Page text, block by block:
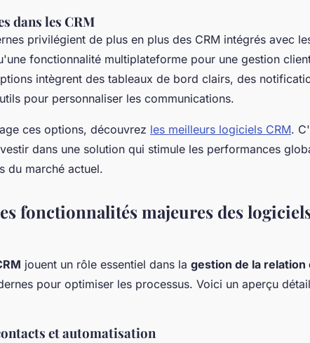
dans les CRM
privilégient de plus en plus des CRM intégrés avec
fonctionnalité multiplateforme pour une gestion
intègrent des tableaux de bord clairs, des
pour personnaliser les communications.
ces options, découvrez les meilleurs logiciels CRM.
dans une solution qui stimule les performances
du marché actuel.
fonctionnalités majeures des
jouent un rôle essentiel dans la gestion de la relation
pour optimiser les processus. Voici un aperçu
et automatisation